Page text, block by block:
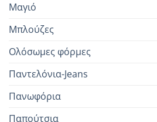
Μαγιό
Μπλούζες
Ολόσωμες φόρμες
Παντελόνια-Jeans
Πανωφόρια
Παπούτσια